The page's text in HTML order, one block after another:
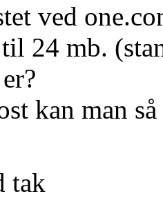
ved
24 mb.
kan man
tak